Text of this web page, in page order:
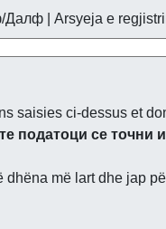
| Arsyeja e
saisies ci-dessus et
се точни
më lart dhe jap